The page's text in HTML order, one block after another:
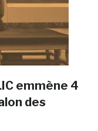
emmène 4
des